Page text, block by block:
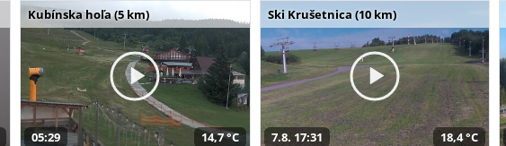
Kubínska hoľa (5 km)
05:29 14,7 °C
Ski Krušetnica (10 km)
7.8. 17:31 18,4 °C